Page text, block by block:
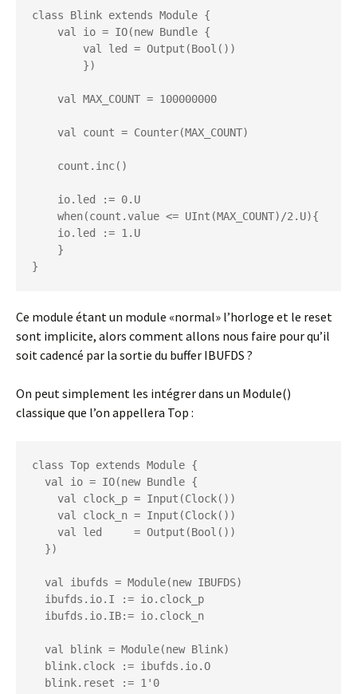
class Blink extends Module {
}
Ce module étant un module «normal» l’horloge et le reset
sont implicite, alors comment allons nous faire pour qu’il
soit cadencé par la sortie du buffer IBUFDS ?
On peut simplement les intégrer dans un Module()
classique que l’on appellera Top :
class Top extends Module {